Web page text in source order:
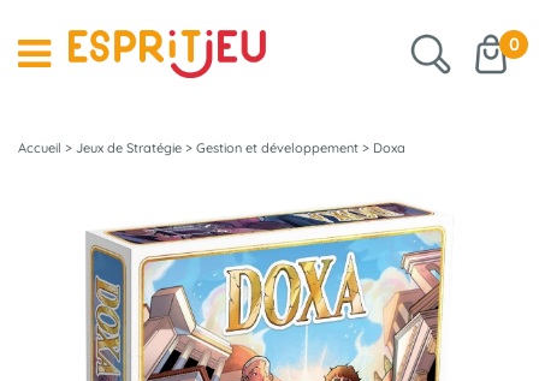
0
Accueil > Jeux de Stratégie > Gestion et développement > Doxa